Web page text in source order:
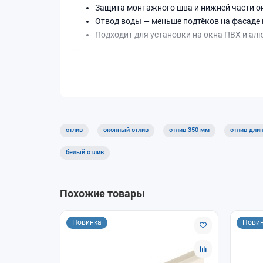
Защита монтажного шва и нижней части
Отвод воды — меньше подтёков на фасаде
Подходит для установки на окна ПВХ и
Как подобрать
Ширина отлива должна перекрывать низ
Для видимых фасадов выбирайте
отлив оконный отлив отлив 350 мм отлив
белый отлив
Похожие товары
Новинка